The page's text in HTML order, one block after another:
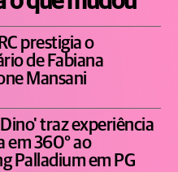
prestigia o
de Fabiana
Mansani
traz experiência
em 360° ao
Palladium em PG